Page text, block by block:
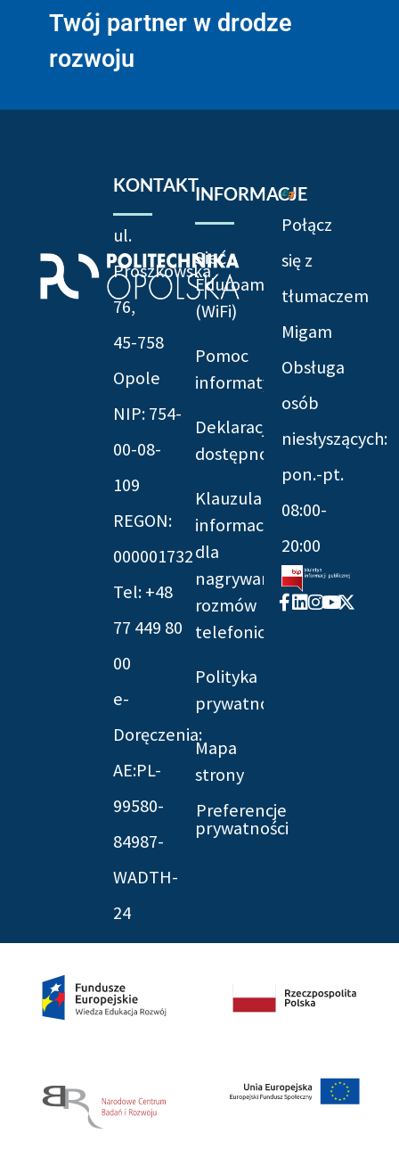
Twój partner w drodze
rozwoju
KONTAKT
ul.
Prószkowska
76,
45-758
Opole
NIP: 754-
00-08-
109
REGON:
000001732
Tel: +48
77 449 80
00
e-
Doręczenia:
AE:PL-
99580-
84987-
WADTH-
24
INFORMACJE
Sieć
Eduroam
(WiFi)
Pomoc
informatyczna
Deklaracja
dostępności
Klauzula
informacyjna
dla
nagrywania
rozmów
telefonicznych
Polityka
prywatności
Mapa
strony
Preferencje
prywatności
Połącz
się z
tłumaczem
Migam
Obsługa
osób
niesłyszących:
pon.-pt.
08:00-
20:00
Facebook-
f
Linkedin
Instagram
Youtube
X-
twitter